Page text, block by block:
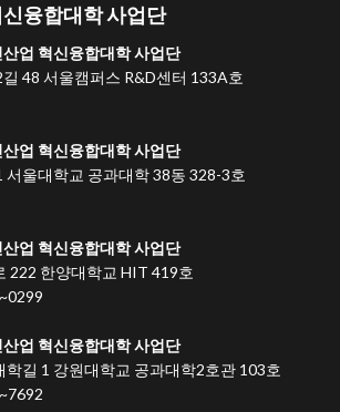
융합대학 사업단
업 혁신융합대학 사업단
48 서울캠퍼스 R&D센터 133A호
업 혁신융합대학 사업단
서울대학교 공과대학 38동 328-3호
업 혁신융합대학 사업단
222 한양대학교 HIT 419호
업 혁신융합대학 사업단
학길 1 강원대학교 공과대학2호관 103호